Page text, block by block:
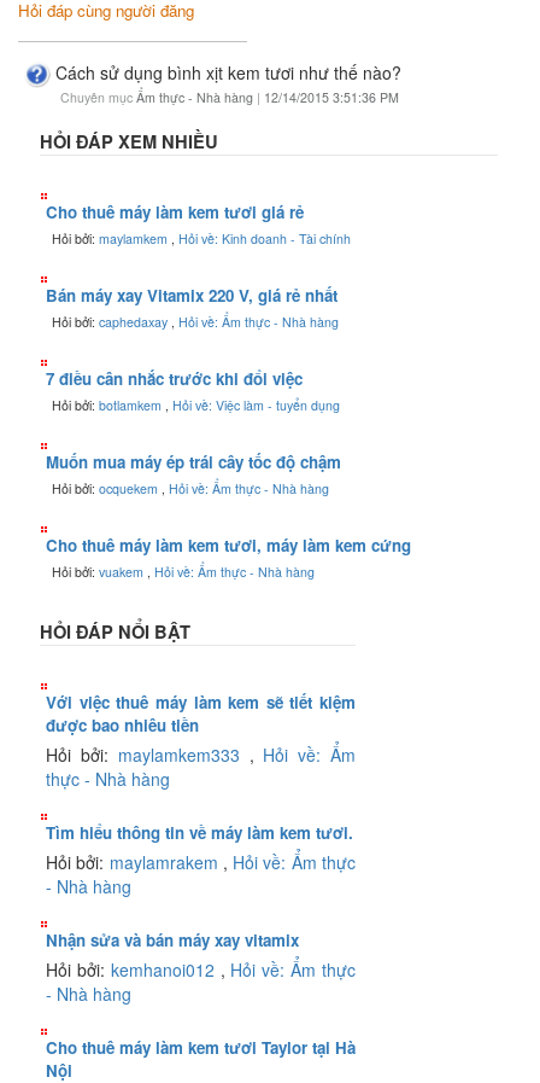
Hỏi đáp cùng người đăng
Cách sử dụng bình xịt kem tươi như thế nào?
Chuyên mục Ẩm thực - Nhà hàng | 12/14/2015 3:51:36 PM
HỎI ĐÁP XEM NHIỀU
Cho thuê máy làm kem tươi giá rẻ
Hỏi bởi: maylamkem Hỏi về: Kinh doanh - Tài chính
Bán máy xay Vitamix 220 V, giá rẻ nhất
Hỏi bởi: caphedaxay Hỏi về: Ẩm thực - Nhà hàng
7 điều cân nhắc trước khi đổi việc
Hỏi bởi: botlamkem Hỏi về: Việc làm - tuyển dụng
Muốn mua máy ép trái cây tốc độ chậm
Hỏi bởi: ocquekem Hỏi về: Ẩm thực - Nhà hàng
Cho thuê máy làm kem tươi, máy làm kem cứng
Hỏi bởi: vuakem Hỏi về: Ẩm thực - Nhà hàng
HỎI ĐÁP NỔI BẬT
Với việc thuê máy làm kem sẽ tiết kiệm
được bao nhiêu tiền
Hỏi bởi: maylamkem333 , Hỏi về: Ẩm
thực - Nhà hàng
Tìm hiểu thông tin về máy làm kem tươi.
Hỏi bởi: maylamrakem , Hỏi về: Ẩm thực
- Nhà hàng
Nhận sửa và bán máy xay vitamix
Hỏi bởi: kemhanoi012 , Hỏi về: Ẩm thực
- Nhà hàng
Cho thuê máy làm kem tươi Taylor tại Hà
Nội